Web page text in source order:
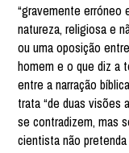
“gravemente erróneo
natureza, religiosa e
ou uma oposição
homem e o que diz a
entre a narração
trata “de duas visões
se contradizem, mas
cientista não